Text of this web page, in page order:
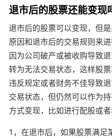
退市后的股票还能变现
退市后的股票可以变现，但
原因和退市后的交易规则来
因为公司破产或被收购导致
转为无法交易状态，这样股
违反规定或者财务不佳导致
交易状态，但仍然可以作为
方式变现，比如进行配股或者
1，在退市后，如果股票满足